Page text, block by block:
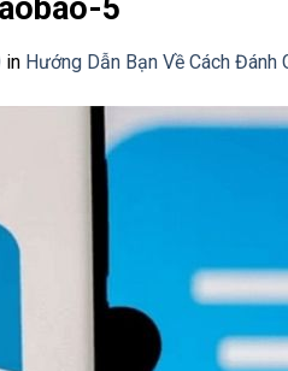
5
in Hướng Dẫn Bạn Về Cách Đánh